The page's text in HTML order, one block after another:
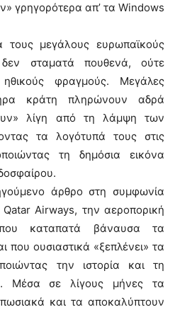
γρηγορότερα απ’ τα Windows
μεγάλους ευρωπαϊκούς
δεν σταματά πουθενά, ούτε
ηθικούς φραγμούς. Μεγάλες
κράτη πληρώνουν αδρά
λίγη από τη λάμψη των
τα λογότυπά τους στις
τη δημόσια εικόνα
άρθρο στη συμφωνία
Airways, την αεροπορική
καταπατά βάναυσα τα
που ουσιαστικά «ξεπλένει» τα
την ιστορία και τη
Μέσα σε λίγους μήνες τα
και τα αποκαλύπτουν